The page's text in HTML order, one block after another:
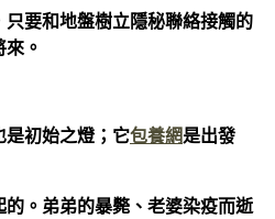
只要和地盤樹立隱秘聯絡接觸的
。
是初始之燈；它包養網是出發
。弟弟的暴斃、老婆染疫而逝